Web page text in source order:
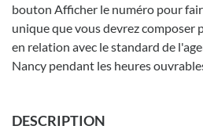
bouton Afficher le numéro pour
unique que vous devrez composer
en relation avec le standard de
Nancy pendant les heures
DESCRIPTION